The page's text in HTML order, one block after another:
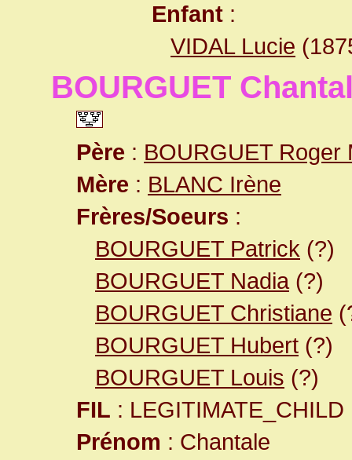
Enfant :
VIDAL Lucie
BOURGUET
Père : BOURGUET Roger
Mère : BLANC Irène
Frères/Soeurs :
BOURGUET Patrick (?)
BOURGUET Nadia(?)
BOURGUET Christiane
BOURGUET Hubert (?)
BOURGUET Louis (?)
FIL : LEGITIMATE_CHILD
Prénom : Chantale